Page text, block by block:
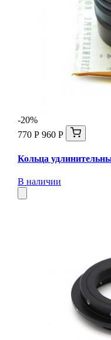
-20%
770 Р 960 Р
Кольца
В наличии